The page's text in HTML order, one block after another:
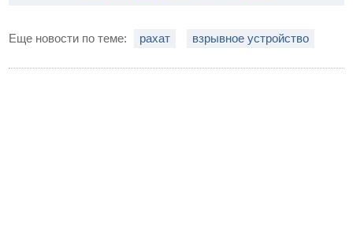
Еще новости по теме: рахат взрывное устройство